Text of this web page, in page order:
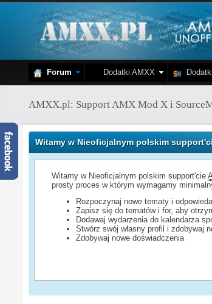
Forum Dodatki AMXX
AMXX.pl: Support AMX Mod X i
Witamy w Nieoficjalnym polskim
Witamy w Nieoficjalnym polskim support'cie
prosty proces w którym wymagamy
Rozpoczynaj nowe tematy i
Zapisz się do tematów i for, aby
Dodawaj wydarzenia do kalendarza
Stwórz swój własny profil i zdobywaj
Zdobywaj nowe doświadczenia